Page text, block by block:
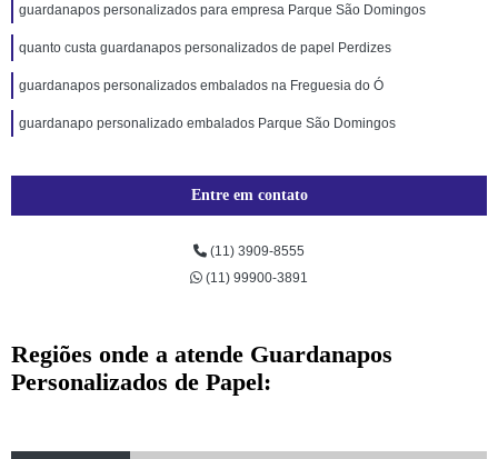
guardanapos personalizados para empresa Parque São Domingos
quanto custa guardanapos personalizados de papel Perdizes
guardanapos personalizados embalados na Freguesia do Ó
guardanapo personalizado embalados Parque São Domingos
Entre em contato
(11) 3909-8555
(11) 99900-3891
Regiões onde a atende Guardanapos
Personalizados de Papel: